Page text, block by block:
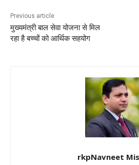
k
Previous article
मुख्यमंत्री बाल सेवा योजना से मिल
रहा है बच्चों को आर्थिक सहयोग
rkpNavneet